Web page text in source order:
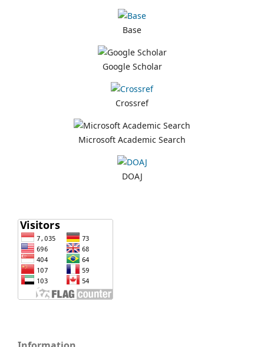
Base
Google Scholar
Crossref
Microsoft Academic Search
DOAJ